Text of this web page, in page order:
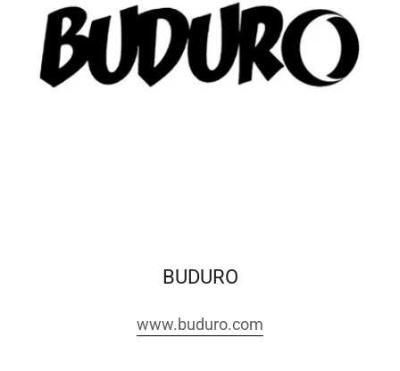
BUDURO
www.buduro.com